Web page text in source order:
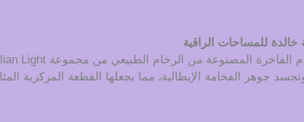
للمساحات الراقية
جوهر الفخامة الإيطالية، مما يجعلها القطعة المركزية